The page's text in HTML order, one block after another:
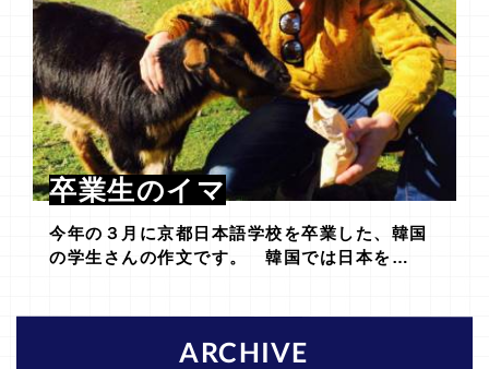
卒業生のイマ
今年の３月に京都日本語学校を卒業した、韓国
の学生さんの作文です。 韓国では日本を…
ARCHIVE